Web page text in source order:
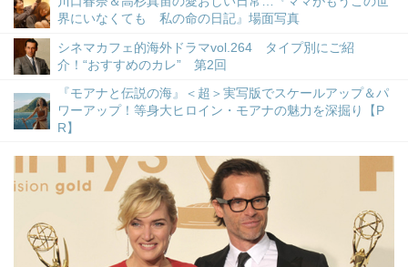
界にいなくても 私の命の日記』場面写真
シネマカフェ的海外ドラマvol.264 タイプ別にご紹
介！“おすすめのカレ” 第2回
『モアナと伝説の海』＜超＞実写版でスケールアップ＆パ
ワーアップ！等身大ヒロイン・モアナの魅力を深掘り【P
R】